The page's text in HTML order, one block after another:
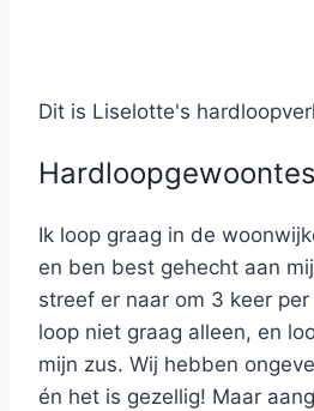
Dit is Liselotte's
Hardloopgewoontes
Ik loop graag in de
en ben best gehecht aan
streef er naar om 3 keer
loop niet graag alleen, en
mijn zus. Wij hebben
én het is gezellig! Maar